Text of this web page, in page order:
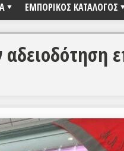
ΕΜΠΟΡΙΚΟΣ ΚΑΤΑΛΟΓΟΣ